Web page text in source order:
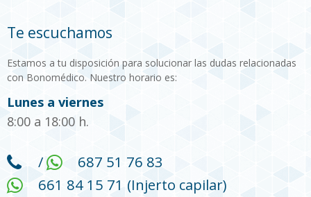
Te escuchamos
Estamos a tu disposición para solucionar las dudas relacionadas
con Bonomédico. Nuestro horario es:
Lunes a viernes
8:00 a 18:00 h.
/
687 51 76 83
661 84 15 71 (Injerto capilar)